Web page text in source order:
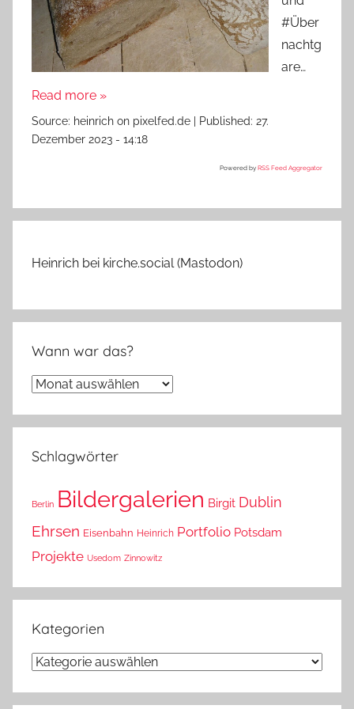
#Über
nachtg
are…
Read more »
Source: heinrich on pixelfed.de Published: 27.
Dezember 2023 - 14:18
Powered by RSS Feed Aggregator
Heinrich bei kirche.social (Mastodon)
Wann war das?
Wann
das?
Schlagwörter
Berlin Bildergalerien Birgit Dublin
Ehrsen Eisenbahn Heinrich Portfolio Potsdam
Projekte Usedom Zinnowitz
Kategorien
Kategorien